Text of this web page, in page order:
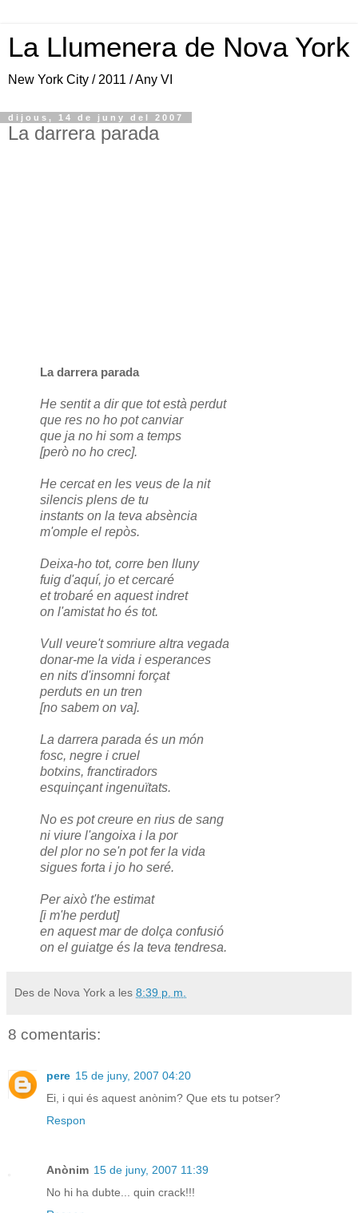
La Llumenera de Nova York
New York City / 2011 / Any VI
dijous, 14 de juny del 2007
La darrera parada
La darrera parada
He sentit a dir que tot està perdut
que res no ho pot canviar
que ja no hi som a temps
[però no ho crec].
He cercat en les veus de la nit
silencis plens de tu
instants on la teva absència
m'omple el repòs.
Deixa-ho tot, corre ben lluny
fuig d'aquí, jo et cercaré
et trobaré en aquest indret
on l'amistat ho és tot.
Vull veure't somriure altra vegada
donar-me la vida i esperances
en nits d'insomni forçat
perduts en un tren
[no sabem on va].
La darrera parada és un món
fosc, negre i cruel
botxins, franctiradors
esquinçant ingenuïtats.
No es pot creure en rius de sang
ni viure l'angoixa i la por
del plor no se'n pot fer la vida
sigues forta i jo ho seré.
Per això t'he estimat
[i m'he perdut]
en aquest mar de dolça confusió
on el guiatge és la teva tendresa.
Des de Nova York a les 8:39 p. m.
8 comentaris:
pere 15 de juny, 2007 04:20
Ei, i qui és aquest anònim? Que ets tu potser?
Respon
Anònim 15 de juny, 2007 11:39
No hi ha dubte... quin crack!!!